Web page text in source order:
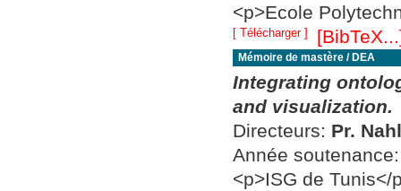
<p>Ecole
[ Télécharger ]
Mémoire de mastère / DEA
Integrating
and visualization.
Directeurs: Pr.
Année
<p>ISG de Tunis</